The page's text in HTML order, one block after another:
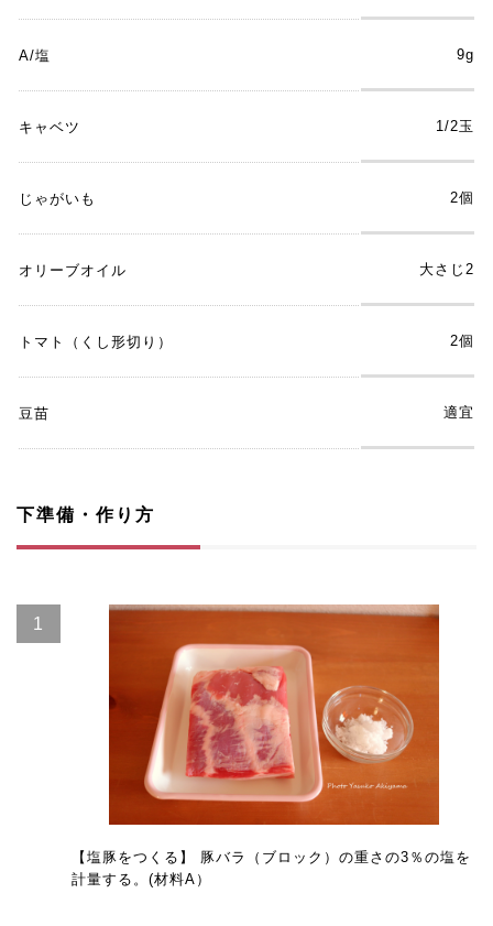
A/塩 9g
キャベツ 1/2玉
じゃがいも 2個
オリーブオイル 大さじ2
トマト（くし形切り） 2個
豆苗 適宜
下準備・作り方
【塩豚をつくる】 豚バラ（ブロック）の重さの3％の塩を
計量する。(材料A）